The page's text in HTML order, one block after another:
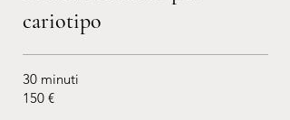
cariotipo
30 minuti
150 €